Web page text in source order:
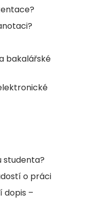
bakalářské
studenta?
o práci
dopis –